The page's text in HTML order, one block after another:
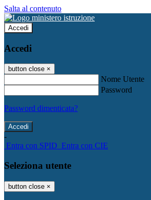
Salta al contenuto
Accedi
Accedi
button close ×
Nome Utente
Password
Password dimenticata?
-
Entra con SPID Entra con CIE
Seleziona utente
button close ×